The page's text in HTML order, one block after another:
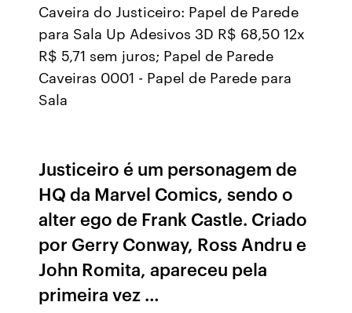
Caveira do Justiceiro: Papel de Parede
para Sala Up Adesivos 3D R$ 68,50 12x
R$ 5,71 sem juros; Papel de Parede
Caveiras 0001 - Papel de Parede para
Sala
Justiceiro é um personagem de
HQ da Marvel Comics, sendo o
alter ego de Frank Castle. Criado
por Gerry Conway, Ross Andru e
John Romita, apareceu pela
primeira vez …